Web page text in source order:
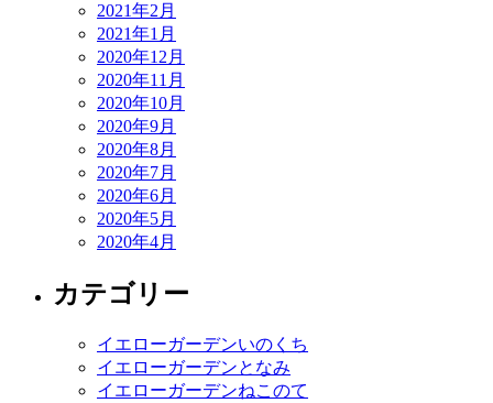
2021年2月
2021年1月
2020年12月
2020年11月
2020年10月
2020年9月
2020年8月
2020年7月
2020年6月
2020年5月
2020年4月
カテゴリー
イエローガーデンいのくち
イエローガーデンとなみ
イエローガーデンねこのて